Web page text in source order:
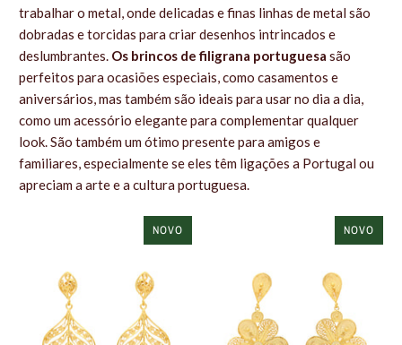
trabalhar o metal, onde delicadas e finas linhas de metal são
dobradas e torcidas para criar desenhos intrincados e
deslumbrantes. Os brincos de filigrana portuguesa são
perfeitos para ocasiões especiais, como casamentos e
aniversários, mas também são ideais para usar no dia a dia,
como um acessório elegante para complementar qualquer
look. São também um ótimo presente para amigos e
familiares, especialmente se eles têm ligações a Portugal ou
apreciam a arte e a cultura portuguesa.
NOVO NOVO